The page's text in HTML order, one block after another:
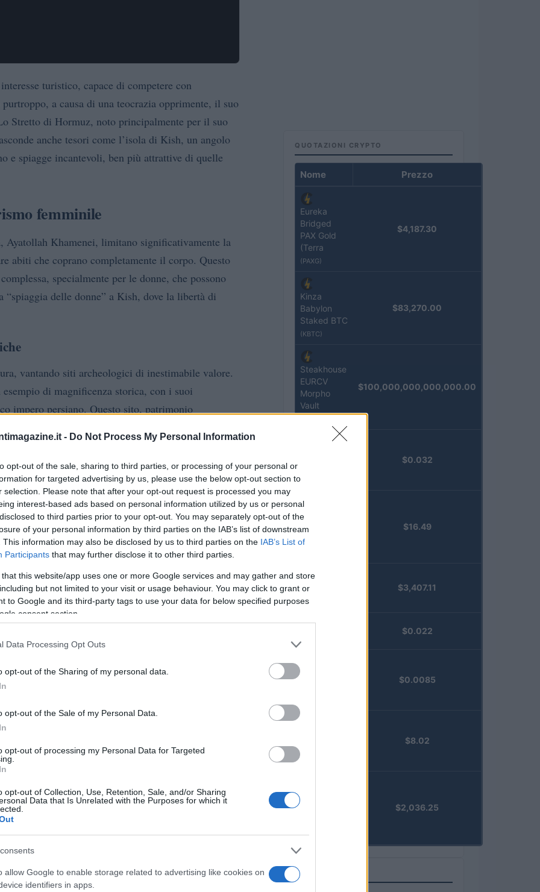
- Do Not Process My Personal Information
opt-out of the sale, sharing to third parties, or processing of your personal or
for targeted advertising by us, please use the below opt-out section to
selection. Please note that after your opt-out request is processed you may
interest-based ads based on personal information utilized by us or personal
to third parties prior to your opt-out. You may separately opt-out of the
of your personal information by third parties on the IAB’s list of downstream
This information may also be disclosed by us to third parties on the IAB’s List of
Participants that may further disclose it to other third parties.
that this website/app uses one or more Google services and may gather and store
but not limited to your visit or usage behaviour. You may click to grant or
to Google and its third-party tags to use your data for below specified purposes
consent section.
Data Processing Opt Outs
opt-out of the Sharing of my personal data.
opt-out of the Sale of my Personal Data.
opt-out of processing my Personal Data for Targeted
opt-out of Collection, Use, Retention, Sale, and/or Sharing
Data that Is Unrelated with the Purposes for which it
allow Google to enable storage related to advertising like cookies on
identifiers in apps.
turistico, capace di competere con
a causa di una teocrazia opprimente, il suo
Stretto di Hormuz, noto principalmente per il suo
anche tesori come l’isola di Kish, un angolo
e spiagge incantevoli, ben più attrattive di quelle
femminile
Ayatollah Khamenei, limitano significativamente la
abiti che coprano completamente il corpo. Questo
specialmente per le donne, che possono
“spiaggia delle donne” a Kish, dove la libertà di
vantando siti archeologici di inestimabile valore.
di magnificenza storica, con i suoi
impero persiano. Questo sito, patrimonio
potenzialmente enorme, in grado di attrarre visitatori
turistico sono ancora sotto utilizzate.
nell’economia iraniana. Mentre gli stati sunniti
risorse petrolifere per diversificare l’economia e
diversa. Le risorse finanziarie vengono spesso
gruppi armati, piuttosto che a sviluppo economico
stagnazione economica che limita le possibilità di
Khatami, c’era stata una forte speranza di
QUOTAZIONI CRYPTO
Nome Prezzo
Eureka
Bridged
PAX Gold
(Terra
(PAXG)
$4,187.30
Kinza
Babylon
Staked BTC
(KBTC)
$83,270.00
Steakhouse
EURCV
Morpho
Vault
$100,000,000,000,000.00
(EPOCH)
$0.032
Stride
Staked
Injective
$16.49
Vested XOR
(VXOR)
$3,407.11
$0.022
$0.0085
$8.02
PRIME)
$2,036.25
PIÙ LETTI